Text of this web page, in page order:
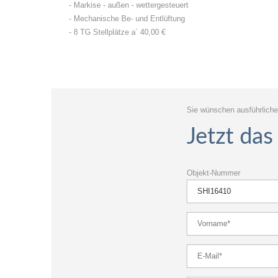
- Markise - außen - wettergesteuert
- Mechanische Be- und Entlüftung
- 8 TG Stellplätze a´ 40,00 €
Sie wünschen
Jetzt
Objekt-Nummer